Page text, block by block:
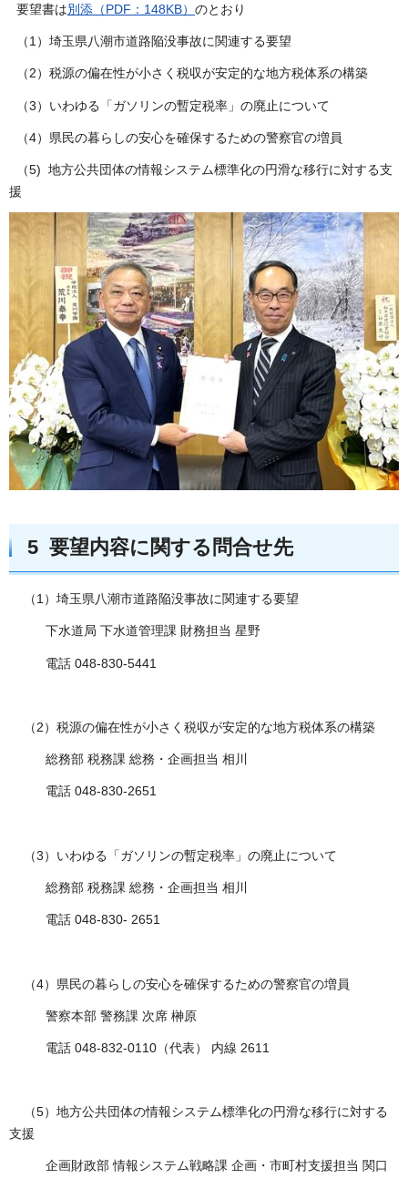
要望書は別添（PDF：148KB） のとおり
（1）埼玉県八潮市道路陥没事故に関連する要望
（2）税源の偏在性が小さく税収が安定的な地方税体系の構築
（3）いわゆる「ガソリンの暫定税率」の廃止について
（4）県民の暮らしの安心を確保するための警察官の増員
（5) 地方公共団体の情報システム標準化の円滑な移行に対する支
援
5 要望内容に関する問合せ先
（1）埼玉県八潮市道路陥没事故に関連する要望
下水道局 下水道管理課 財務担当 星野
電話 048-830-5441
（2）税源の偏在性が小さく税収が安定的な地方税体系の構築
総務部 税務課 総務・企画担当 相川
電話 048-830-2651
（3）いわゆる「ガソリンの暫定税率」の廃止について
総務部 税務課 総務・企画担当 相川
電話 048-830- 2651
（4）県民の暮らしの安心を確保するための警察官の増員
警察本部 警務課 次席 榊原
電話 048-832-0110（代表） 内線 2611
（5）地方公共団体の情報システム標準化の円滑な移行に対する
支援
企画財政部 情報システム戦略課 企画・市町村支援担当 関口